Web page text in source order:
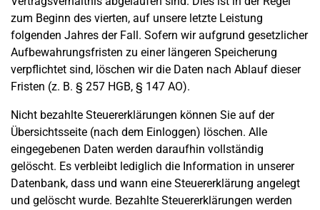
zum Beginn des vierten, auf unsere letzte Leistung
folgenden Jahres der Fall. Sofern wir aufgrund gesetzlicher
Aufbewahrungsfristen zu einer längeren Speicherung
verpflichtet sind, löschen wir die Daten nach Ablauf dieser
Fristen (z. B. § 257 HGB, § 147 AO).
Nicht bezahlte Steuererklärungen können Sie auf der
Übersichtsseite (nach dem Einloggen) löschen. Alle
eingegebenen Daten werden daraufhin vollständig
gelöscht. Es verbleibt lediglich die Information in unserer
Datenbank, dass und wann eine Steuererklärung angelegt
und gelöscht wurde. Bezahlte Steuererklärungen werden